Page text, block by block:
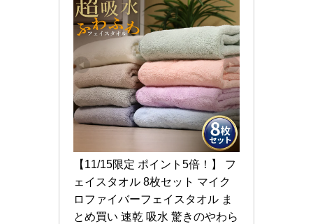
【11/15限定 ポイント5倍！】 フ
ェイスタオル 8枚セット マイク
ロファイバーフェイスタオル ま
とめ買い 速乾 吸水 驚きのやわら